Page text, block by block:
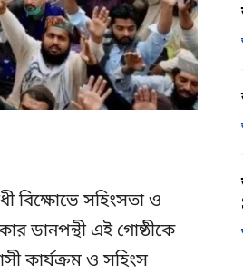
বিক্ষোভে সহিংসতা ও
ডানপন্থী এই গোষ্ঠীকে
কার্যক্রম ও সহিংস